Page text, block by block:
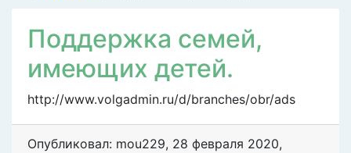
Поддержка семей,
имеющих детей.
http://www.volgadmin.ru/d/branches/obr/ads
Опубликовал: mou229, 28 февраля 2020,